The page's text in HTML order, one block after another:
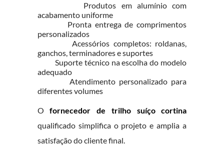
Produtos em alumínio com
acabamento uniforme
Pronta entrega de comprimentos
personalizados
Acessórios completos: roldanas,
ganchos, terminadores e suportes
Suporte técnico na escolha do modelo
adequado
Atendimento personalizado para
diferentes volumes
Ofornecedor de trilho suíço cortina
qualificado simplifica o projeto e amplia a
satisfação do cliente final.